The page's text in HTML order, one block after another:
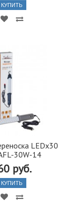
КУПИТЬ
LEDx30
30W-14
руб.
КУПИТЬ